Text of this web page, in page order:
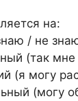
на:
/ не
(так мне
(я могу
(могу